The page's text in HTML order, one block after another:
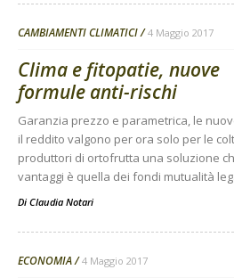
CAMBIAMENTI CLIMATICI 4 Maggio 2017
Clima e fitopatie, nuove
formule anti-rischi
Garanzia prezzo e parametrica, le
il reddito valgono per ora solo per le
produttori di ortofrutta una soluzione
vantaggi è quella dei fondi mutualità
Di Claudia Notari
ECONOMIA 4 Maggio 2017